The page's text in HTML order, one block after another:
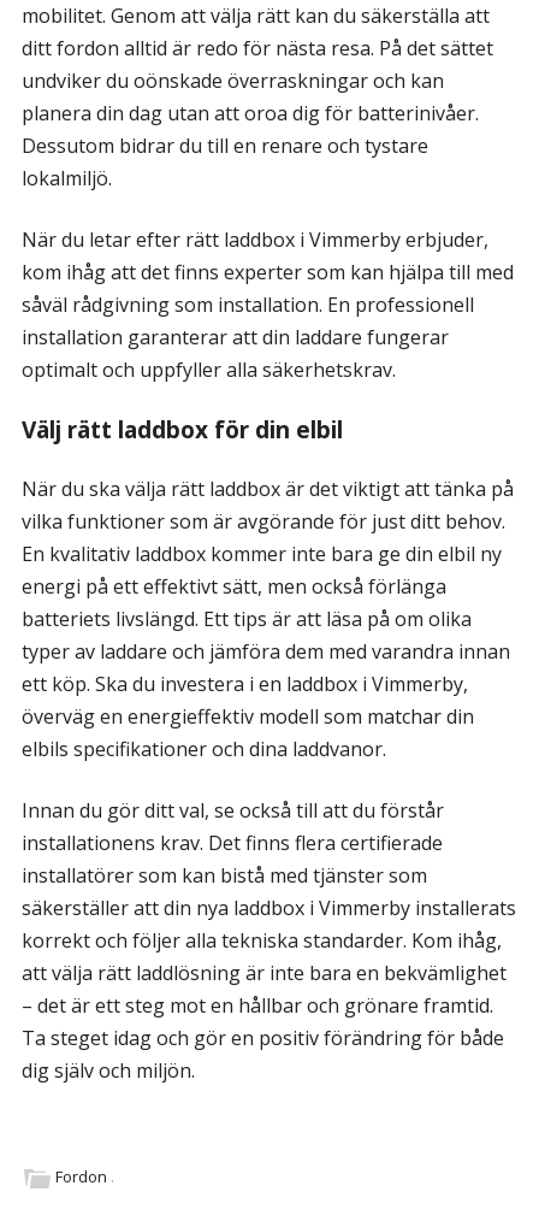
mobilitet. Genom att välja rätt kan du säkerställa att
ditt fordon alltid är redo för nästa resa. På det sättet
undviker du oönskade överraskningar och kan
planera din dag utan att oroa dig för batterinivåer.
Dessutom bidrar du till en renare och tystare
lokalmiljö.
När du letar efter rätt laddbox i Vimmerby erbjuder,
kom ihåg att det finns experter som kan hjälpa till med
såväl rådgivning som installation. En professionell
installation garanterar att din laddare fungerar
optimalt och uppfyller alla säkerhetskrav.
Välj rätt laddbox för din elbil
När du ska välja rätt laddbox är det viktigt att tänka på
vilka funktioner som är avgörande för just ditt behov.
En kvalitativ laddbox kommer inte bara ge din elbil ny
energi på ett effektivt sätt, men också förlänga
batteriets livslängd. Ett tips är att läsa på om olika
typer av laddare och jämföra dem med varandra innan
ett köp. Ska du investera i en laddbox i Vimmerby,
överväg en energieffektiv modell som matchar din
elbils specifikationer och dina laddvanor.
Innan du gör ditt val, se också till att du förstår
installationens krav. Det finns flera certifierade
installatörer som kan bistå med tjänster som
säkerställer att din nya laddbox i Vimmerby installerats
korrekt och följer alla tekniska standarder. Kom ihåg,
att välja rätt laddlösning är inte bara en bekvämlighet
– det är ett steg mot en hållbar och grönare framtid.
Ta steget idag och gör en positiv förändring för både
dig själv och miljön.
Fordon .